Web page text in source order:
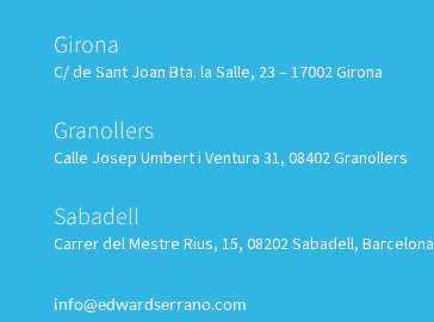
Girona
C/ de Sant Joan Bta. la Salle, 23 – 17002 Girona
Granollers
Calle Josep Umbert i Ventura 31, 08402 Granollers
Sabadell
Carrer del Mestre Rius, 15, 08202 Sabadell, Barcelona
info@edwardserrano.com